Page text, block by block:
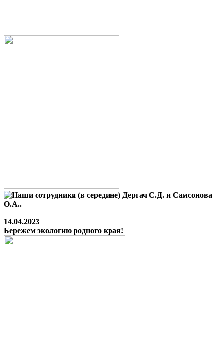
14.04.2023
Бережем экологию родного края!